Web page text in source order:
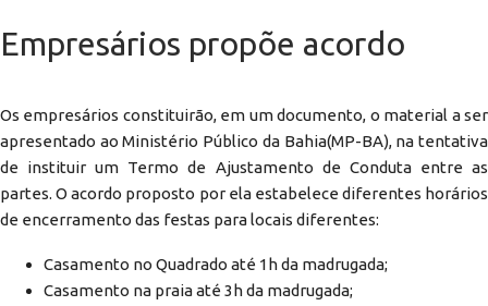
Empresários propõe acordo
Os empresários constituirão, em um documento, o material a ser
apresentado ao Ministério Público da Bahia(MP-BA), na tentativa
de instituir um Termo de Ajustamento de Conduta entre as
partes. O acordo proposto por ela estabelece diferentes horários
de encerramento das festas para locais diferentes:
Casamento no Quadrado até 1h da madrugada;
Casamento na praia até 3h da madrugada;